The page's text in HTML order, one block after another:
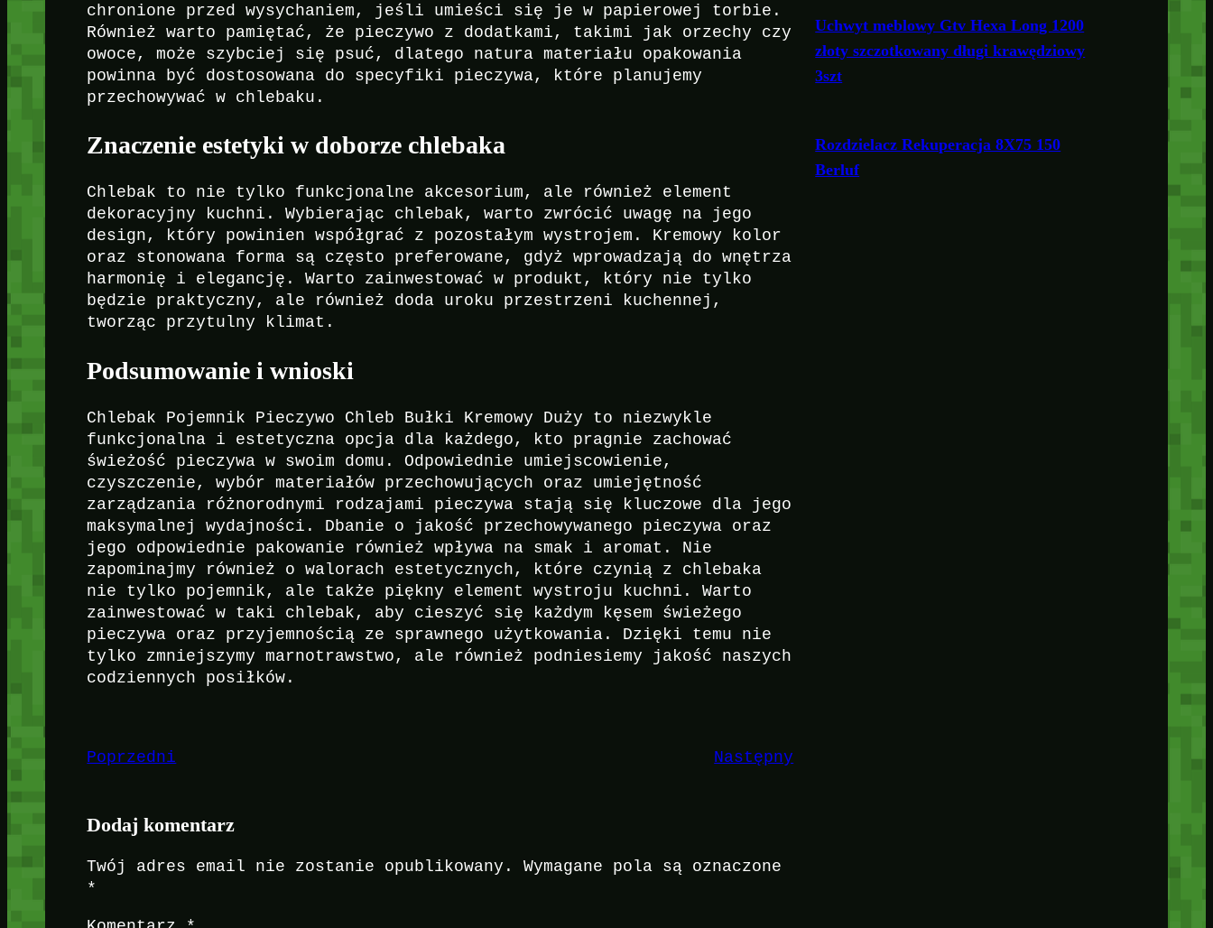
chronione przed wysychaniem, jeśli umieści się je w papierowej torbie.
Również warto pamiętać, że pieczywo z dodatkami, takimi jak orzechy czy
owoce, może szybciej się psuć, dlatego natura materiału opakowania
powinna być dostosowana do specyfiki pieczywa, które planujemy
przechowywać w chlebaku.
Znaczenie estetyki w doborze chlebaka
Chlebak to nie tylko funkcjonalne akcesorium, ale również element
dekoracyjny kuchni. Wybierając chlebak, warto zwrócić uwagę na jego
design, który powinien współgrać z pozostałym wystrojem. Kremowy kolor
oraz stonowana forma są często preferowane, gdyż wprowadzają do wnętrza
harmonię i elegancję. Warto zainwestować w produkt, który nie tylko
będzie praktyczny, ale również doda uroku przestrzeni kuchennej,
tworząc przytulny klimat.
Podsumowanie i wnioski
Chlebak Pojemnik Pieczywo Chleb Bułki Kremowy Duży to niezwykle
funkcjonalna i estetyczna opcja dla każdego, kto pragnie zachować
świeżość pieczywa w swoim domu. Odpowiednie umiejscowienie,
czyszczenie, wybór materiałów przechowujących oraz umiejętność
zarządzania różnorodnymi rodzajami pieczywa stają się kluczowe dla jego
maksymalnej wydajności. Dbanie o jakość przechowywanego pieczywa oraz
jego odpowiednie pakowanie również wpływa na smak i aromat. Nie
zapominajmy również o walorach estetycznych, które czynią z chlebaka
nie tylko pojemnik, ale także piękny element wystroju kuchni. Warto
zainwestować w taki chlebak, aby cieszyć się każdym kęsem świeżego
pieczywa oraz przyjemnością ze sprawnego użytkowania. Dzięki temu nie
tylko zmniejszymy marnotrawstwo, ale również podniesiemy jakość naszych
codziennych posiłków.
Poprzedni Następny
Dodaj komentarz
Twój adres email nie zostanie opublikowany.
Wymagane pola są oznaczone
*
Uchwyt meblowy Gtv Hexa Long 1200
złoty szczotkowany długi krawędziowy
3szt
Rozdzielacz Rekuperacja 8X75 150
Berluf